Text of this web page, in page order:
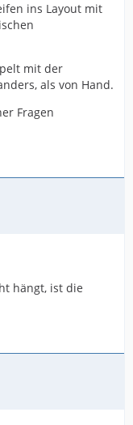
ins Layout mit
mit der
als von Hand.
Fragen
hängt, ist die